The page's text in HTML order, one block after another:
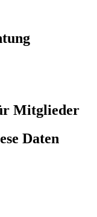
Mitglieder
Daten